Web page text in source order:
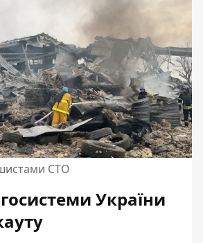
СТО
України